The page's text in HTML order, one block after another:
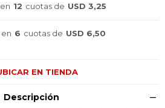
12 cuotas de USD 3,25
en 6 cuotas de USD 6,50
EN TIENDA
Descripción
la forma más ágil de
la forma más ágil de
la forma más ágil de